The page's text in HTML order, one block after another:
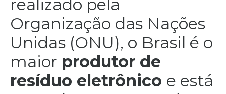
realizado pela
Organização das Nações
Unidas (ONU), o Brasil é o
maior produtor de
resíduo eletrônico e está